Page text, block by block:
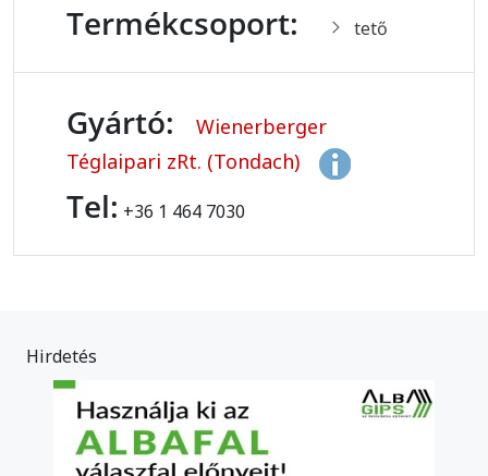
Termékcsoport: tető
Gyártó:
Wienerberger
Téglaipari zRt. (Tondach)
Tel: +36 1 464 7030
Hirdetés